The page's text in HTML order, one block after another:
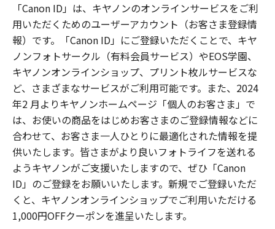
「Canon ID」は、キヤノンのオンラインサービスをご利
用いただくためのユーザーアカウント（お客さま登録情
報）です。「Canon ID」にご登録いただくことで、キヤ
ノンフォトサークル（有料会員サービス）やEOS学園、
キヤノンオンラインショップ、プリント枚ルサービスな
ど、さまざまなサービスがご利用可能です。また、2024
年2 月よりキヤノンホームページ「個人のお客さま」で
は、お使いの商品をはじめお客さまのご登録情報などに
合わせて、お客さま一人ひとりに最適化された情報を提
供いたします。皆さまがより良いフォトライフを送れる
ようキヤノンがご支援いたしますので、ぜひ「Canon
ID」のご登録をお願いいたします。新規でご登録いただ
くと、キヤノンオンラインショップでご利用いただける
1,000円OFFクーポンを進呈いたします。